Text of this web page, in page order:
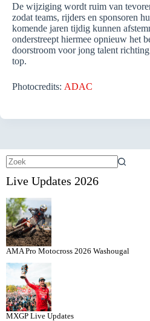
De wijziging wordt ruim van
zodat teams, rijders en sponsoren
komende jaren tijdig kunnen
onderstreept hiermee opnieuw het
doorstroom voor jong talent
top.
Photocredits: ADAC
resultaten
Live Updates 2026
AMA Pro Motocross 2026 Washougal
MXGP Live Updates